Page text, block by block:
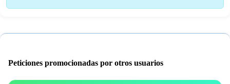
Peticiones promocionadas por otros usuarios